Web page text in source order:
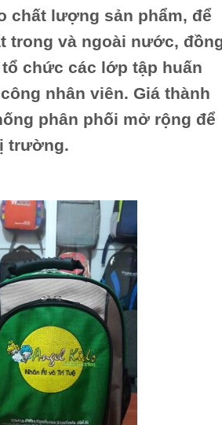
chất lượng sản phẩm, để
trong và ngoài nước,
chức các lớp tập huấn
nhân viên. Giá thành
phân phối mở rộng để
trường.